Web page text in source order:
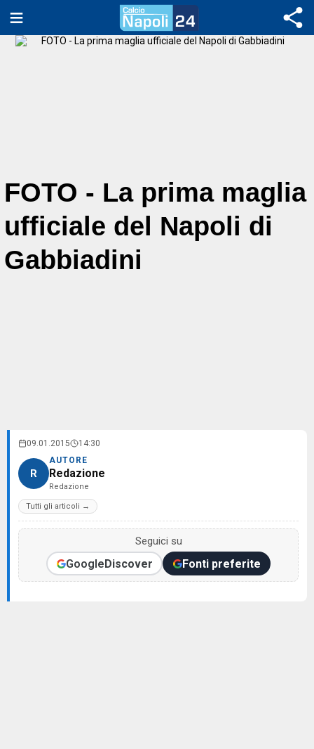
FOTO - La prima maglia
ufficiale del Napoli di
Gabbiadini
09.01.2015 14:30
R
AUTORE
Redazione
Redazione
Tutti gli articoli →
Seguici su
GoogleDiscover Fonti preferite